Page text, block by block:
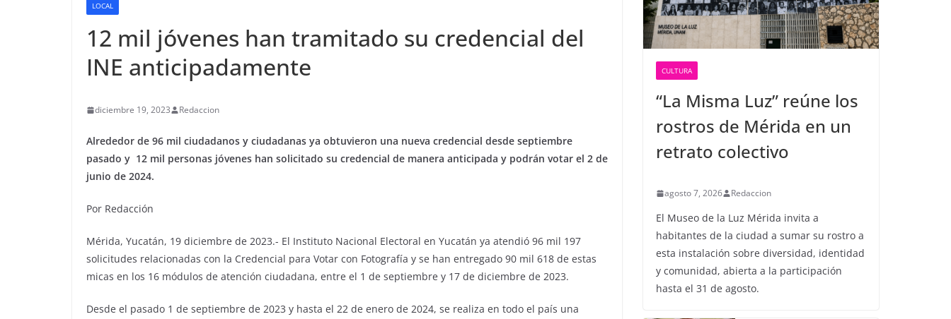
LOCAL
12 mil jóvenes han tramitado su credencial del
INE anticipadamente
diciembre 19, 2023 Redaccion
Alrededor de 96 mil ciudadanos y ciudadanas ya obtuvieron una nueva credencial desde septiembre
pasado y 12 mil personas jóvenes han solicitado su credencial de manera anticipada y podrán votar el 2 de
junio de 2024.
Por Redacción
Mérida, Yucatán, 19 diciembre de 2023.- El Instituto Nacional Electoral en Yucatán ya atendió 96 mil 197
solicitudes relacionadas con la Credencial para Votar con Fotografía y se han entregado 90 mil 618 de estas
micas en los 16 módulos de atención ciudadana, entre el 1 de septiembre y 17 de diciembre de 2023.
Desde el pasado 1 de septiembre de 2023 y hasta el 22 de enero de 2024, se realiza en todo el país una
CULTURA
“La Misma Luz” reúne los
rostros de Mérida en un
retrato colectivo
agosto 7, 2026 Redaccion
El Museo de la Luz Mérida invita a
habitantes de la ciudad a sumar su rostro a
esta instalación sobre diversidad, identidad
y comunidad, abierta a la participación
hasta el 31 de agosto.